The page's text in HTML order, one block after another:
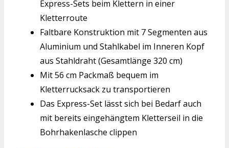
Express-Sets beim Klettern in einer
Kletterroute
Faltbare Konstruktion mit 7 Segmenten aus
Aluminium und Stahlkabel im Inneren Kopf
aus Stahldraht (Gesamtlänge 320 cm)
Mit 56 cm Packmaß bequem im
Kletterrucksack zu transportieren
Das Express-Set lässt sich bei Bedarf auch
mit bereits eingehängtem Kletterseil in die
Bohrhakenlasche clippen